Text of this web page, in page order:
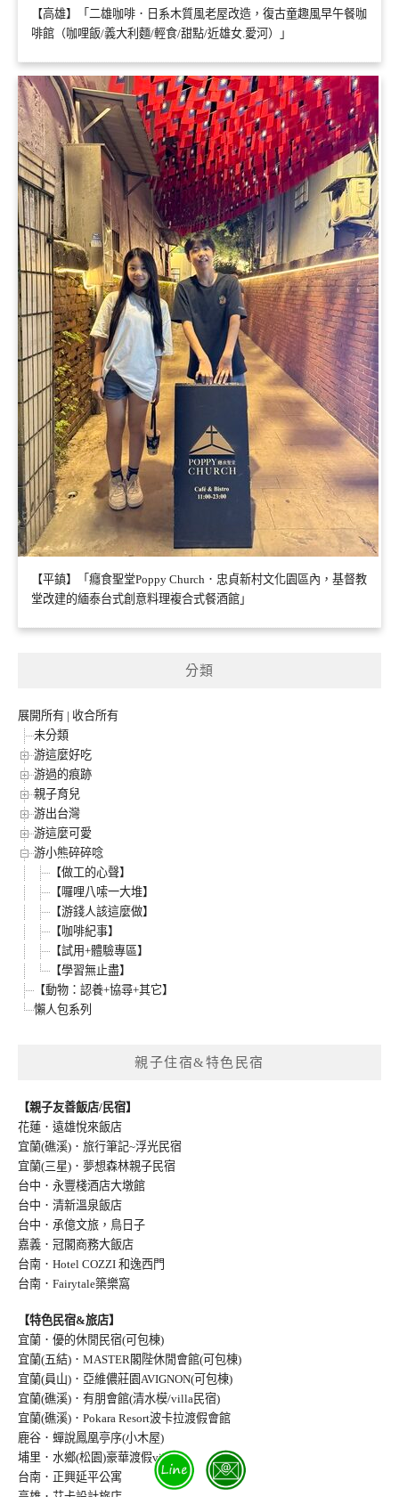
【高雄】「二雄咖啡．日系木質風老屋改造，復古童趣風早午餐咖
啡館（咖哩飯/義大利麵/輕食/甜點/近雄女.愛河）」
【平鎮】「癮食聖堂Poppy Church．忠貞新村文化園區內，基督教
堂改建的緬泰台式創意料理複合式餐酒館」
分類
展開所有 | 收合所有
未分類
游這麼好吃
游過的痕跡
親子育兒
游出台灣
游這麼可愛
游小熊碎碎唸
【做工的心聲】
【囉哩八嗦一大堆】
【游錢人該這麼做】
【咖啡紀事】
【試用+體驗專區】
【學習無止盡】
【動物：認養+協尋+其它】
懶人包系列
親子住宿&特色民宿
【親子友善飯店/民宿】
花蓮．遠雄悅來飯店
宜蘭(礁溪)．旅行筆記~浮光民宿
宜蘭(三星)．夢想森林親子民宿
台中．永豐棧酒店大墩館
台中．清新溫泉飯店
台中．承億文旅，鳥日子
嘉義．冠閣商務大飯店
台南．Hotel COZZI 和逸西門
台南．Fairytale築樂窩
【特色民宿&旅店】
宜蘭．優的休閒民宿(可包棟)
宜蘭(五結)．MASTER閣陛休閒會館(可包棟)
宜蘭(員山)．亞維儂莊園AVIGNON(可包棟)
宜蘭(礁溪)．有朋會館(清水模/villa民宿)
宜蘭(礁溪)．Pokara Resort波卡拉渡假會館
鹿谷．蟬說鳳凰亭序(小木屋)
埔里．水鄉(松園)豪華渡假villa
台南．正興延平公寓